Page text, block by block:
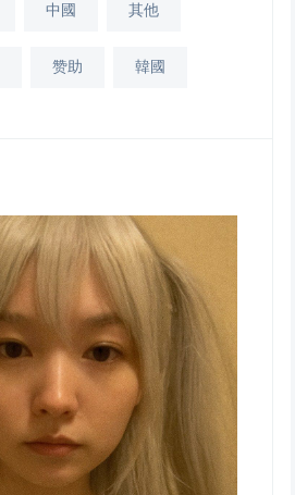
中國 其他
赞助 韓國